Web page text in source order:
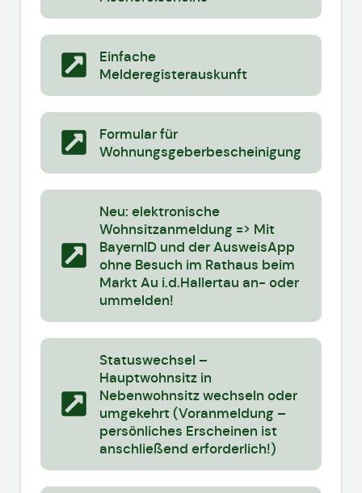
Einfache
Melderegisterauskunft
Formular für
Wohnungsgeberbescheinigung
Neu: elektronische
Wohnsitzanmeldung => Mit
BayernID und der AusweisApp
ohne Besuch im Rathaus beim
Markt Au i.d.Hallertau an- oder
ummelden!
Statuswechsel –
Hauptwohnsitz in
Nebenwohnsitz wechseln oder
umgekehrt (Voranmeldung –
persönliches Erscheinen ist
anschließend erforderlich!)